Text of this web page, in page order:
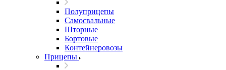
Полуприцепы
Самосвальные
Шторные
Бортовые
Контейнеровозы
Прицепы